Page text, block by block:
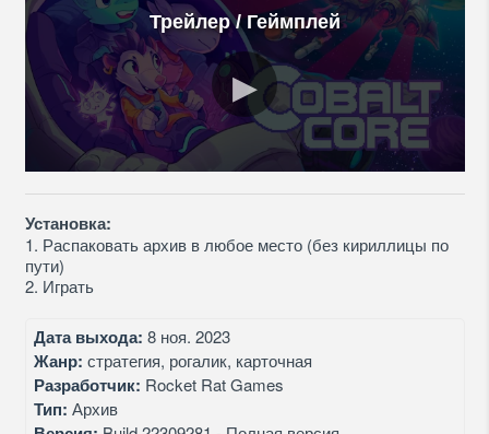
Трейлер / Геймплей
Установка:
1. Распаковать архив в любое место (без кириллицы по
пути)
2. Играть
Дата выхода: 8 ноя. 2023
Жанр: стратегия, рогалик, карточная
Разработчик: Rocket Rat Games
Тип: Архив